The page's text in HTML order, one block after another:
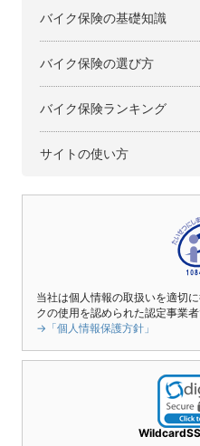
バイク保険の基礎知識
バイク保険の選び方
バイク保険ランキング
サイトの使い方
当社は個人情報の取扱いを適切
クの使用を認められた認定事業者
→「個人情報保護方針」